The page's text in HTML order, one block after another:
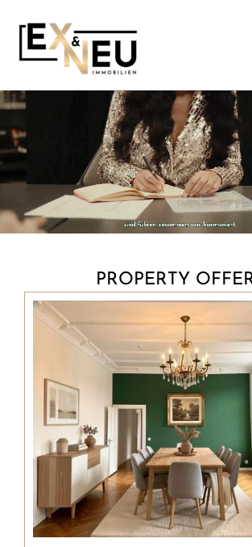
content
PROPERTY